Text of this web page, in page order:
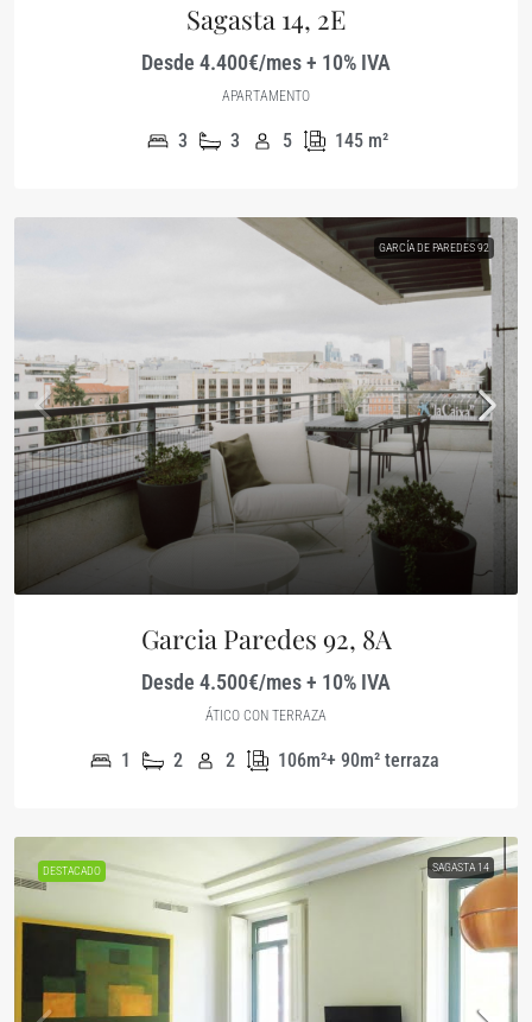
Sagasta 14, 2E
Desde 4.400€/mes + 10% IVA
APARTAMENTO
3 3 5 145 m²
GARCÍA DE PAREDES 92
Garcia Paredes 92, 8A
Desde 4.500€/mes + 10% IVA
ÁTICO CON TERRAZA
1 2 2 106m²+ 90m² terraza
DESTACADO SAGASTA 14